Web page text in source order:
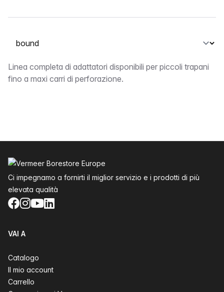
Seleziona una scheda
bound
Linea completa di adattatori disponibili per piccoli trapani
fino a maxi carri di perforazione.
Ci impegnamo a fornirti il miglior servizio e i prodotti di più
elevata qualità
Facebook
Instagram
YouTube
LinkedIn
VAI A
Catalogo
Il mio account
Carrello